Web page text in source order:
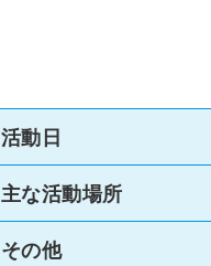
活動日
主な活動場所
その他